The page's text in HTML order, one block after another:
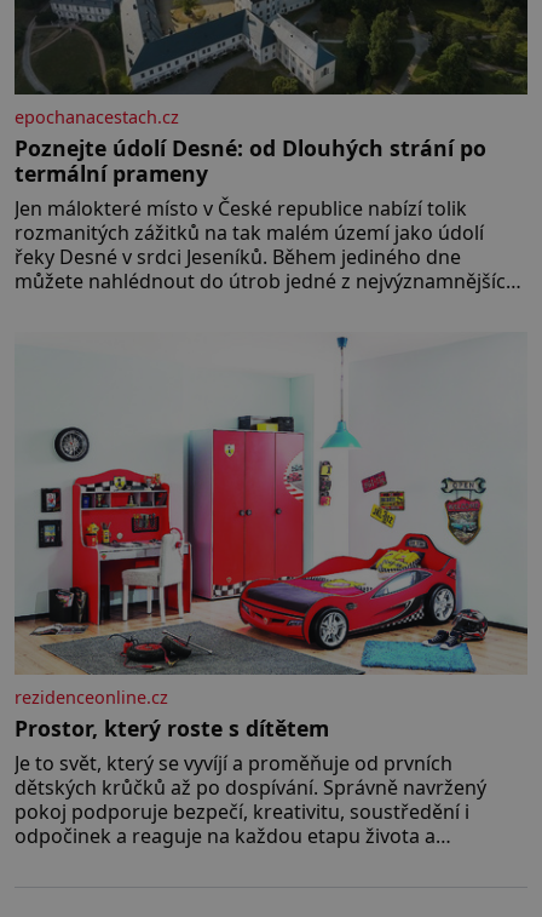
epochanacestach.cz
Poznejte údolí Desné: od Dlouhých strání po
termální prameny
Jen málokteré místo v České republice nabízí tolik
rozmanitých zážitků na tak malém území jako údolí
řeky Desné v srdci Jeseníků. Během jediného dne
můžete nahlédnout do útrob jedné z nejvýznamnějších
poznáváním památek ve Velkých Losinách nebo v
rezidenceonline.cz
Prostor, který roste s dítětem
Je to svět, který se vyvíjí a proměňuje od prvních
dětských krůčků až po dospívání. Správně navržený
pokoj podporuje bezpečí, kreativitu, soustředění i
odpočinek a reaguje na každou etapu života a